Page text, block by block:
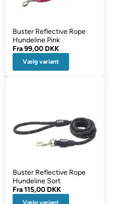
Buster Reflective Rope
Hundeline Pink
Fra99,00 DKK
Vælg variant
Buster Reflective Rope
Hundeline Sort
Fra115,00 DKK
Vælg variant